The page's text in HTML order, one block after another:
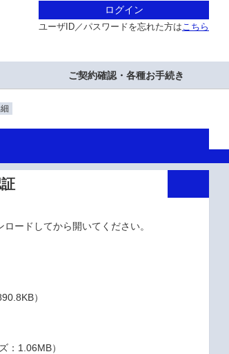
ログイン
ユーザID／パスワードを忘れた方はこちら
ご契約確認・各種お手続き
ードしてから開いてください。
）
1.06MB）